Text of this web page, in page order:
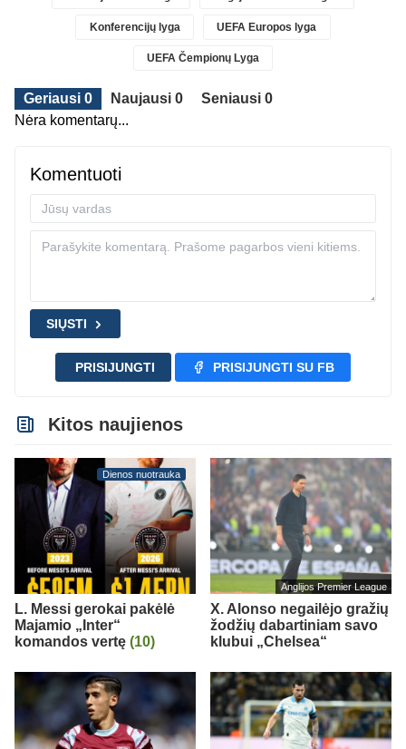
Konferencijų lyga UEFA Europos lyga
UEFA Čempionų Lyga
Geriausi 0 Naujausi 0
Seniausi 0
Nėra komentarų...
Komentuoti
SIŲSTI
PRISIJUNGTI PRISIJUNGTI SU FB
Kitos naujienos
Dienos nuotrauka
L. Messi gerokai pakėlė
Majamio „Inter“
komandos vertę (10)
Anglijos Premier League
X. Alonso negailėjo gražių
žodžių dabartiniam savo
klubui „Chelsea“